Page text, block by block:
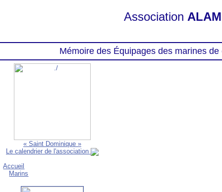
Association
Mémoire des Équipages des marines
« Saint Dominique »
Le calendrier de l'association
Accueil
Marins